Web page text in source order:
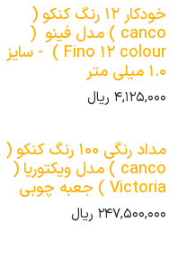
خودکار 12 رنگ کنکو (
canco ) مدل فینو (
Fino 12 colour ) - سایز
1.0 میلی متر
4,125,000 ریال
مداد رنگی 100 رنگ کنکو (
canco ) مدل ویکتوریا (
Victoria ) جعبه چوبی
247,500,000 ریال